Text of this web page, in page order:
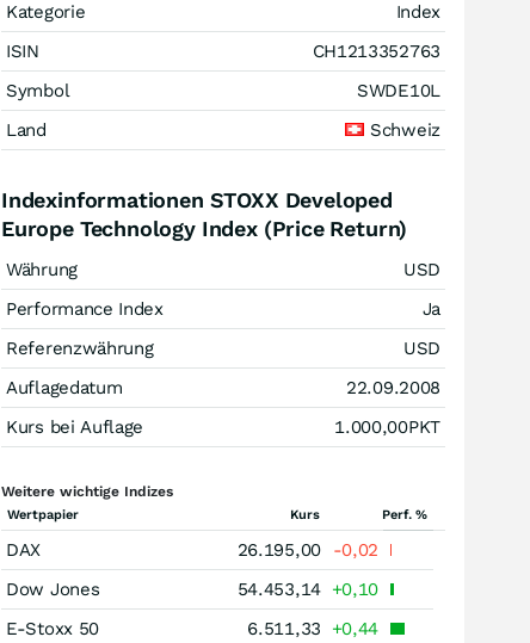
Kategorie
Index
ISIN
CH1213352763
Symbol
SWDE10L
Land
Schweiz
Indexinformationen STOXX Developed
Europe Technology Index (Price Return)
Währung
USD
Performance Index
Ja
Referenzwährung
USD
Auflagedatum
22.09.2008
Kurs bei Auflage
1.000,00PKT
Weitere wichtige Indizes
Wertpapier Kurs Perf. %
DAX 26.195,00
-0,02
Dow Jones
54.453,14 +0,10
E-Stoxx 50
6.511,33
+0,44